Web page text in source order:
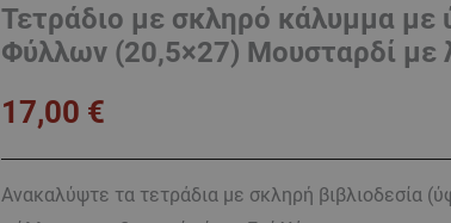
Τετράδιο με σκληρό κάλυμμα με
Φύλλων (20,5×27) Μουσταρδί με
17,00 €
Ανακαλύψτε τα τετράδια με σκληρή βιβλιοδεσία